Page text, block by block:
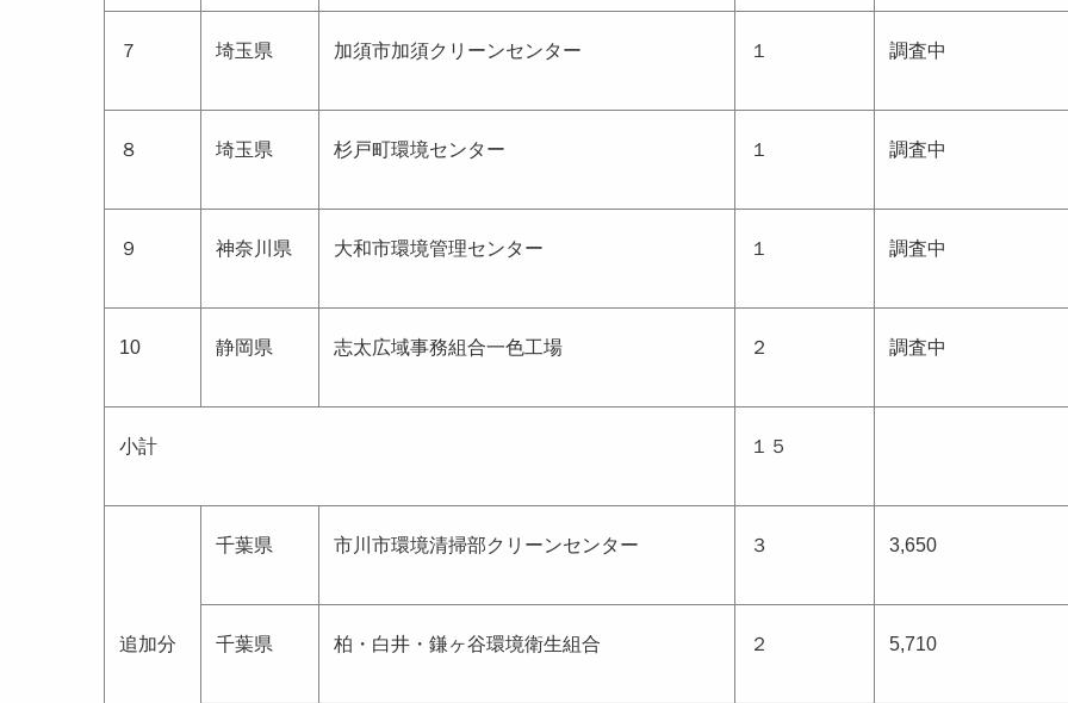
７ 埼玉県 加須市加須クリーンセンター １ 調査中
８ 埼玉県 杉戸町環境センター １ 調査中
９ 神奈川県 大和市環境管理センター １ 調査中
10 静岡県 志太広域事務組合一色工場 ２ 調査中
小計 １５
追加分
千葉県 市川市環境清掃部クリーンセンター ３ 3,650
千葉県 柏・白井・鎌ヶ谷環境衛生組合 ２ 5,710